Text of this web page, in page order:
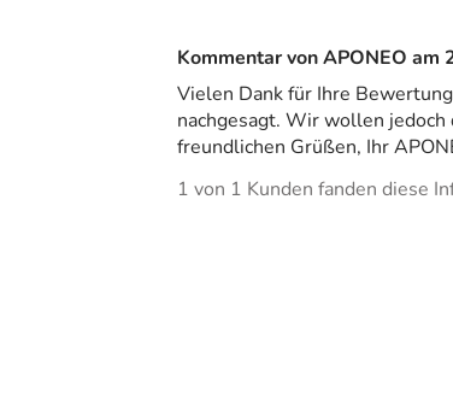
Kommentar von APONEO am
Vielen Dank für Ihre
nachgesagt. Wir wollen
freundlichen Grüßen, Ihr
1 von 1 Kunden fanden diese